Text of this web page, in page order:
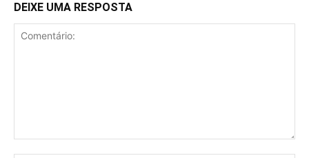
DEIXE UMA RESPOSTA